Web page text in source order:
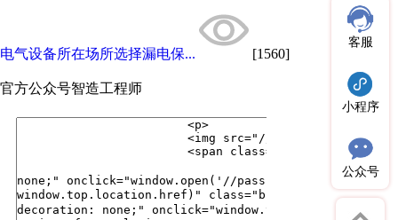
电气设备所在场所选择漏电保... [1560]
官方公众号智造工程师
客服
小程序
公众号